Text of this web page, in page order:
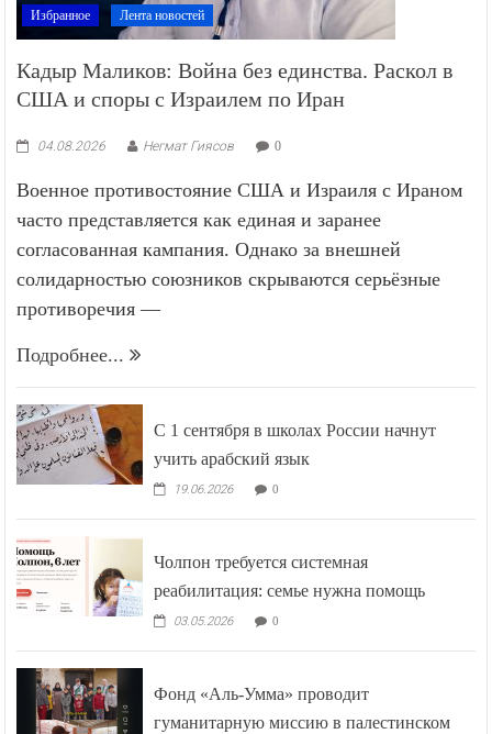
Избранное Лента новостей
Кадыр Маликов: Война без единства. Раскол в
США и споры с Израилем по Иран
04.08.2026 Негмат Гиясов 0
Военное противостояние США и Израиля с Ираном
часто представляется как единая и заранее
согласованная кампания. Однако за внешней
солидарностью союзников скрываются серьёзные
противоречия —
Подробнее...
С 1 сентября в школах России начнут
учить арабский язык
19.06.2026 0
Чолпон требуется системная
реабилитация: семье нужна помощь
03.05.2026 0
Фонд «Аль-Умма» проводит
гуманитарную миссию в палестинском